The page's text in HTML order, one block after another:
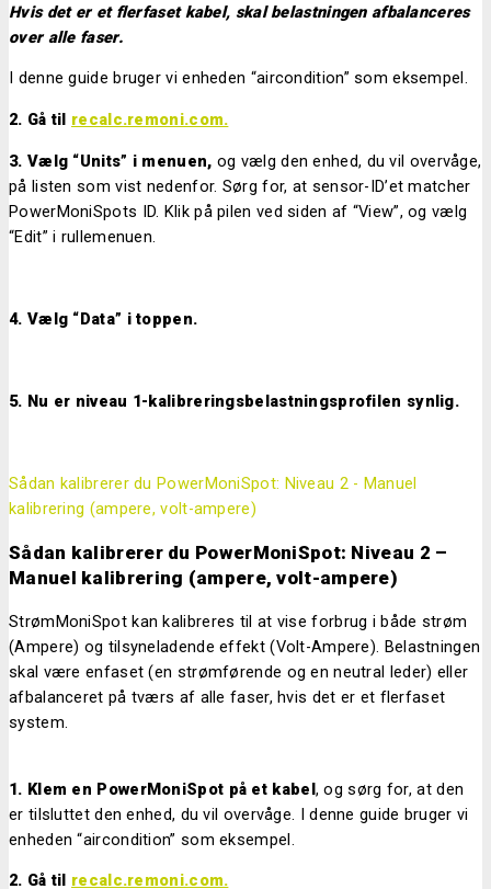
Hvis det er et flerfaset kabel, skal belastningen afbalanceres
over alle faser.
I denne guide bruger vi enheden “aircondition” som eksempel.
2. Gå til recalc.remoni.com.
3. Vælg “Units” i menuen, og vælg den enhed, du vil overvåge,
på listen som vist nedenfor. Sørg for, at sensor-ID’et matcher
PowerMoniSpots ID. Klik på pilen ved siden af “View”, og vælg
“Edit” i rullemenuen.
4. Vælg “Data” i toppen.
5. Nu er niveau 1-kalibreringsbelastningsprofilen synlig.
Sådan kalibrerer du PowerMoniSpot: Niveau 2 - Manuel
kalibrering (ampere, volt-ampere)
Sådan kalibrerer du PowerMoniSpot: Niveau 2 –
Manuel kalibrering (ampere, volt-ampere)
StrømMoniSpot kan kalibreres til at vise forbrug i både strøm
(Ampere) og tilsyneladende effekt (Volt-Ampere). Belastningen
skal være enfaset (en strømførende og en neutral leder) eller
afbalanceret på tværs af alle faser, hvis det er et flerfaset
system.
1. Klem en PowerMoniSpot på et kabel, og sørg for, at den
er tilsluttet den enhed, du vil overvåge. I denne guide bruger vi
enheden “aircondition” som eksempel.
2. Gå til recalc.remoni.com.